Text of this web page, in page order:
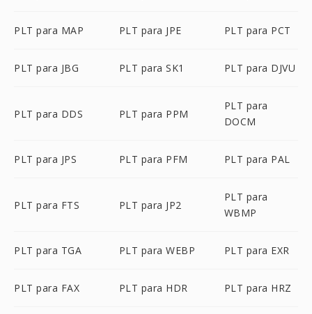
PLT para MAP PLT para JPE PLT para PCT
PLT para JBG PLT para SK1 PLT para DJVU
PLT para DDS PLT para PPM
PLT para
DOCM
PLT para JPS PLT para PFM PLT para PAL
PLT para FTS PLT para JP2
PLT para
WBMP
PLT para TGA PLT para WEBP PLT para EXR
PLT para FAX PLT para HDR PLT para HRZ